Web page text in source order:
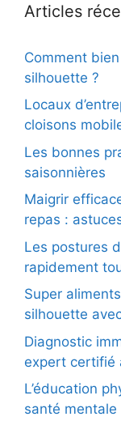
Articles
Comment
silhouette ?
Locaux
cloisons
Les bonnes
saisonnières
Maigrir
repas :
Les postures
rapidement
Super
silhouette
Diagnostic
expert certifié
L’éducation
santé mentale